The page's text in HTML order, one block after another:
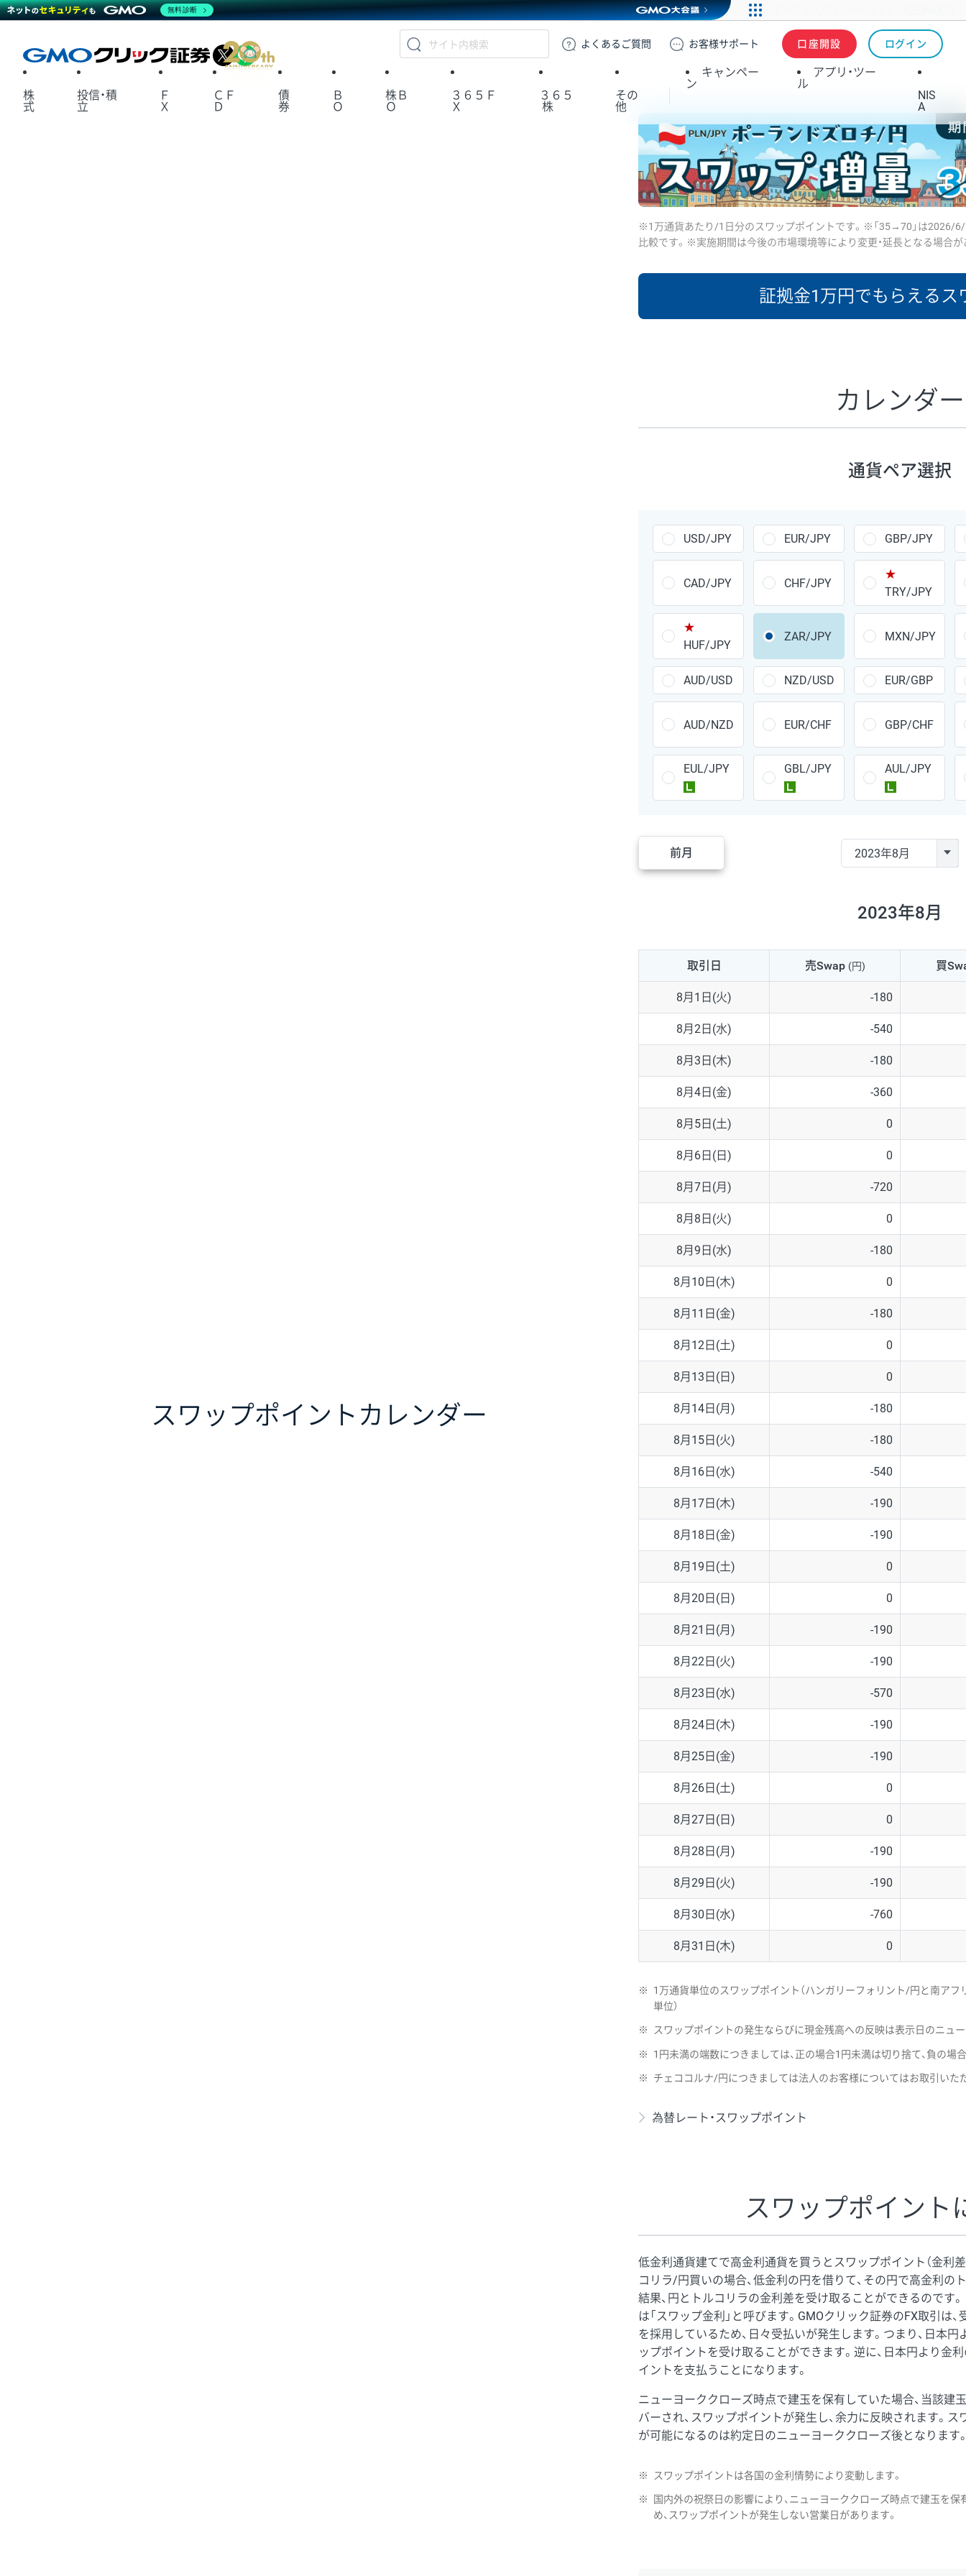
GMOクリック証券
よくある ご質問 お客様サポート 口座開設 ログイン
X
株
式
投信・積
立
Ｆ
Ｘ
ＣＦ
Ｄ
債
券
Ｂ
Ｏ
株Ｂ
Ｏ
３６５Ｆ
Ｘ
３６５
株
その
他
キャンペー
ン
アプリ・ツー
ル
NIS
A
スワップポイント カレンダー
※1万通貨あたり/1日分のスワップポイントです。※「35→70」は2026/6/
比較です。※実施期間は今後の市場環境等により変更・延長となる場合が
証拠金1万円でもらえるス
あたりの
ポイント
GBP/JPY 170円
AUD/JPY 106円
NZD/JPY 28円
CAD/JPY 38円
CHF/JPY 34円
PLN/JPY 35円
HUF/JPY 16円
ZAR/JPY 130円
MXN/JPY 140円
AUD/USD
NZD/USD 41円
EUR/GBP 71円
EUR/AUD 103円
GBP/AUD 43円
AUD/NZD 66円
EUR/CHF 111円
GBP/CHF 220円
USD/CHF 160円
※取引証拠金は同日の当社為替レート（ニューヨーククローズ・MIDレ
※ハンガリーフォリント/円と南アフリカランド/円とメキシコペソ/
カレンダー
通貨ペア選択
USD/JPY EUR/JPY GBP/JPY
CAD/JPY CHF/JPY
★
TRY/JPY
★
HUF/JPY
ZAR/JPY MXN/JPY
AUD/USD NZD/USD EUR/GBP
AUD/NZD EUR/CHF GBP/CHF
EUL/JPY
GBL/JPY
AUL/JPY
前月
2023年8月
取引日 売Swap (円) 買
8月1日(火) -180
8月2日(水) -540
8月3日(木) -180
8月4日(金) -360
8月5日(土) 0
8月6日(日) 0
8月7日(月) -720
8月8日(火) 0
8月9日(水) -180
8月10日(木) 0
8月11日(金) -180
8月12日(土) 0
8月13日(日) 0
8月14日(月) -180
8月15日(火) -180
8月16日(水) -540
8月17日(木) -190
8月18日(金) -190
8月19日(土) 0
8月20日(日) 0
8月21日(月) -190
8月22日(火) -190
8月23日(水) -570
8月24日(木) -190
8月25日(金) -190
8月26日(土) 0
8月27日(日) 0
8月28日(月) -190
8月29日(火) -190
8月30日(水) -760
8月31日(木) 0
※
1万通貨単位のスワップポイント（ハンガリーフォリント/円と南ア
単位）
※ スワップポイントの発生ならびに現金残高への反映は表示日のニュ
※ 1円未満の端数につきましては、正の場合1円未満は切り捨て、負の場
※ チェココルナ/円につきましては法人のお客様についてはお取引いた
為替レート・スワップポイント
スワップポイント
低金利通貨建てで高金利通貨を買うとスワップポイント（金利
コリラ/円買いの場合、低金利の円を借りて、その円で高金利の
結果、円とトルコリラの金利差を受け取ることができるのです
は「スワップ金利」と呼びます。GMOクリック証券のFX取引は
を採用しているため、日々受払いが発生します。つまり、日本
ップポイントを受け取ることができます。逆に、日本円より金
イントを支払うことになります。
ニューヨーククローズ時点で建玉を保有していた場合、当該建
バーされ、スワップポイントが発生し、余力に反映されます。
が可能になるのは約定日のニューヨーククローズ後となります
※ スワップポイントは各国の金利情勢により変動します。
※
国内外の祝祭日の影響により、ニューヨーククローズ時点で建玉を
め、スワップポイントが発生しない営業日があります。
無料診断